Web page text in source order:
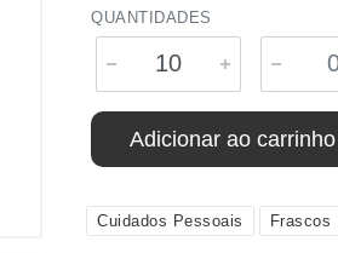
QUANTIDADES
Adicionar ao carrinho
Cuidados Pessoais Frascos